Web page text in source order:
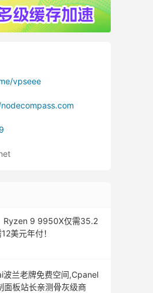
vpseee
Ryzen 9 9950X仅需35.2
美元年付！
波兰老牌免费空间,Cpanel
面板站长亲测骨灰级商